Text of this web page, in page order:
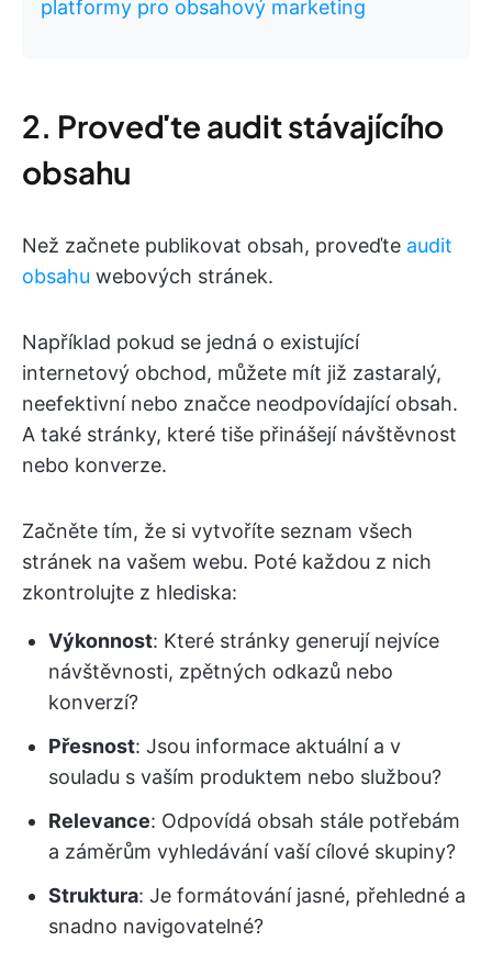
platformy pro obsahový marketing
2. Proveďte audit stávajícího
obsahu
Než začnete publikovat obsah, proveďte audit
obsahu webových stránek.
Například pokud se jedná o existující
internetový obchod, můžete mít již zastaralý,
neefektivní nebo značce neodpovídající obsah.
A také stránky, které tiše přinášejí návštěvnost
nebo konverze.
Začněte tím, že si vytvoříte seznam všech
stránek na vašem webu. Poté každou z nich
zkontrolujte z hlediska:
Výkonnost: Které stránky generují nejvíce
návštěvnosti, zpětných odkazů nebo
konverzí?
Přesnost: Jsou informace aktuální a v
souladu s vaším produktem nebo službou?
Relevance: Odpovídá obsah stále potřebám
a záměrům vyhledávání vaší cílové skupiny?
Struktura: Je formátování jasné, přehledné a
snadno navigovatelné?